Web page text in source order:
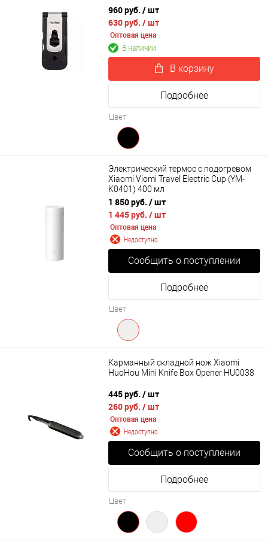
960 руб. / шт
630 руб. / шт
Оптовая цена
В наличии
В корзину
Подробнее
Цвет
Электрический термос с подогревом
Xiaomi Viomi Travel Electric Cup (YM-
K0401) 400 мл
1 850 руб. / шт
1 445 руб. / шт
Оптовая цена
Недоступно
Сообщить о поступлении
Подробнее
Цвет
Карманный складной нож Xiaomi
HuoHou Mini Knife Box Opener HU0038
445 руб. / шт
260 руб. / шт
Оптовая цена
Недоступно
Сообщить о поступлении
Подробнее
Цвет